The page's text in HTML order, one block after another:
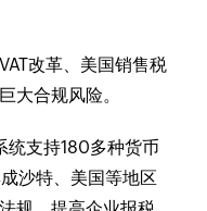
改革、美国销售税
大合规风险。
统支持180多种货币
沙特、美国等地区